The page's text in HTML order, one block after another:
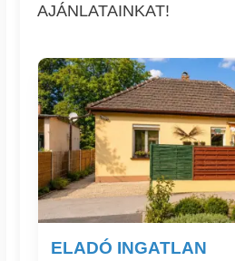
AJÁNLATAINKAT!
ELADÓ INGATLAN